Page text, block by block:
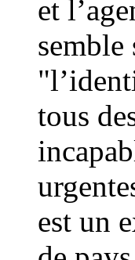
et
semble
tous
est un